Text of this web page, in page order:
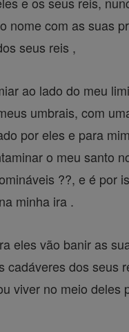
nome com as suas
seus reis ,
ao lado do meu
umbrais, com
por eles e para
o meu santo
??, e é por
minha ira .
eles vão banir as
cadáveres dos seus
viver no meio deles